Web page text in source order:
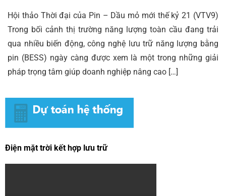
Hội thảo Thời đại của Pin – Dầu mỏ mới thế kỷ 21 (VTV9)
Trong bối cảnh thị trường năng lượng toàn cầu đang trải
qua nhiều biến động, công nghệ lưu trữ năng lượng bằng
pin (BESS) ngày càng được xem là một trong những giải
pháp trọng tâm giúp doanh nghiệp nâng cao […]
Điện mặt trời kết hợp lưu trữ